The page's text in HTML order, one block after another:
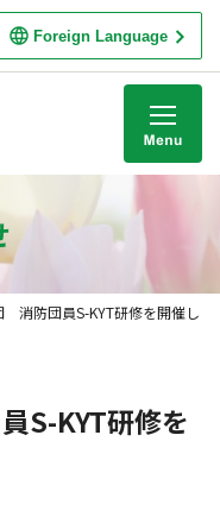
Foreign Language
消防団員S-KYT研修を開催しま
S-KYT研修を